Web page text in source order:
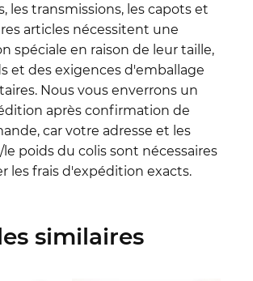
les transmissions, les capots et
articles nécessitent une
spéciale en raison de leur taille,
et des exigences d'emballage
Nous vous enverrons un
après confirmation de
car votre adresse et les
poids du colis sont nécessaires
les frais d'expédition exacts.
similaires